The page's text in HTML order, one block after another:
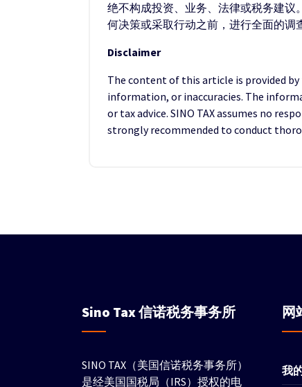
绝不构成投资、业务、法律或税务建议
何决策或采取行动之前，进行全面的调
Disclaimer
The content of this article is provided by
information, or inaccuracies. The
or tax advice. SINO TAX assumes no
strongly recommended to conduct
Sino Tax信诺税务事务所
SINO TAX（美国信诺税务事务所）
是经美国国税局（IRS）授权的电
我